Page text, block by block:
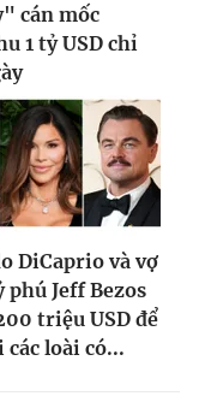
cán mốc
1 tỷ USD chỉ
DiCaprio và vợ
phú Jeff Bezos
triệu USD để
các loài có...